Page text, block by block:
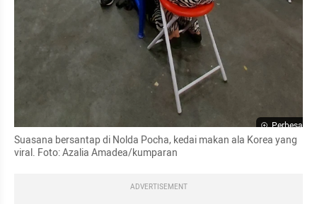
Perbesar
Suasana bersantap di Nolda Pocha, kedai makan ala Korea yang
viral. Foto: Azalia Amadea/kumparan
ADVERTISEMENT